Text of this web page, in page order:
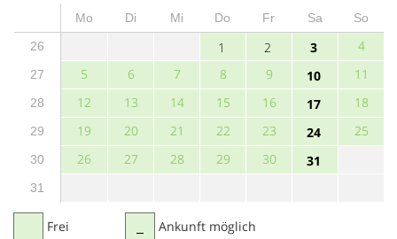
Mo Di Mi Do Fr Sa
So
26
1 2 3 4
27 5 6 7 8 9 10 11
28 12 13 14 15 16 17 18
29 19 20 21 22 23 24 25
30 26 27 28 29 30 31
31
Frei
Ankunft möglich